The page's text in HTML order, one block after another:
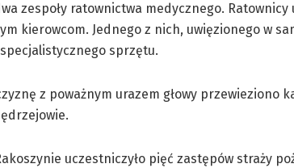
zespoły ratownictwa medycznego. Ratownicy
kierowcom. Jednego z nich, uwięzionego w
sprzętu.
z poważnym urazem głowy przewieziono
uczestniczyło pięć zastępów straży